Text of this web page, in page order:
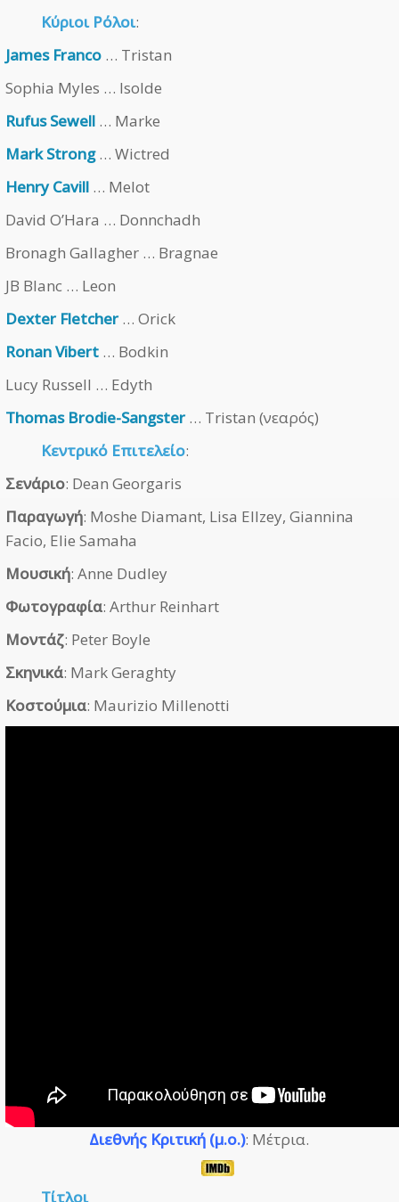
Κύριοι Ρόλοι:
James Franco … Tristan
Sophia Myles … Isolde
Rufus Sewell … Marke
Mark Strong… Wictred
Henry Cavill … Melot
David O’Hara … Donnchadh
Bronagh Gallagher … Bragnae
JB Blanc … Leon
Dexter Fletcher … Orick
Ronan Vibert … Bodkin
Lucy Russell … Edyth
Thomas Brodie-Sangster … Tristan (νεαρός)
Κεντρικό Επιτελείο:
Σενάριο: Dean Georgaris
Παραγωγή: Moshe Diamant, Lisa Ellzey, Giannina
Facio, Elie Samaha
Μουσική: Anne Dudley
Φωτογραφία: Arthur Reinhart
Μοντάζ: Peter Boyle
Σκηνικά: Mark Geraghty
Κοστούμια: Maurizio Millenotti
Διεθνής Κριτική (μ.ο.): Μέτρια.
Τίτλοι